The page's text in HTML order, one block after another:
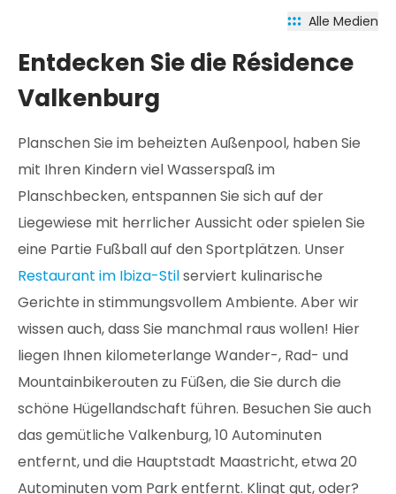
Alle Medien
Entdecken Sie die Résidence
Valkenburg
Planschen Sie im beheizten Außenpool, haben Sie
mit Ihren Kindern viel Wasserspaß im
Planschbecken, entspannen Sie sich auf der
Liegewiese mit herrlicher Aussicht oder spielen Sie
eine Partie Fußball auf den Sportplätzen. Unser
Restaurant im Ibiza-Stilserviert kulinarische
Gerichte in stimmungsvollem Ambiente. Aber wir
wissen auch, dass Sie manchmal raus wollen! Hier
liegen Ihnen kilometerlange Wander-, Rad- und
Mountainbikerouten zu Füßen, die Sie durch die
schöne Hügellandschaft führen. Besuchen Sie auch
das gemütliche Valkenburg, 10 Autominuten
entfernt, und die Hauptstadt Maastricht, etwa 20
Autominuten vom Park entfernt. Klingt gut, oder?